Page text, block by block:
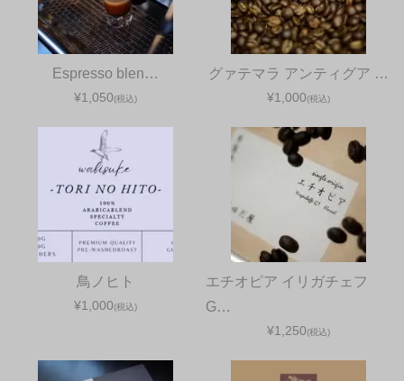
Espresso blen…
¥1,050(税込)
グァテマラ アンティグア …
¥1,000(税込)
鳥ノヒト
¥1,000(税込)
エチオピア イリガチェフ
G…
¥1,250(税込)